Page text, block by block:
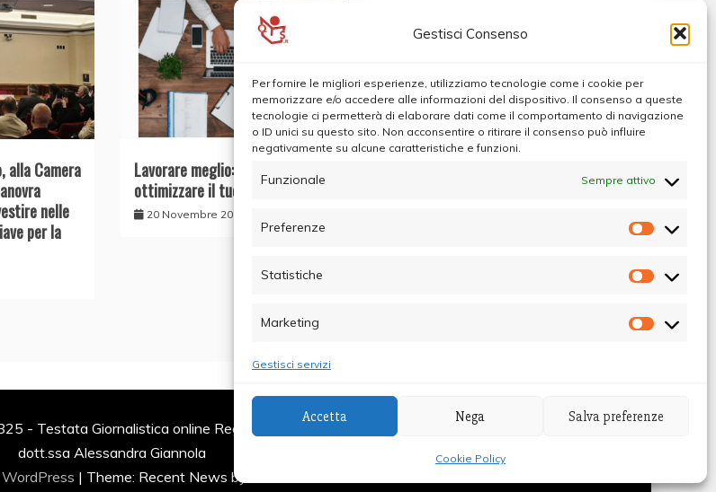
Gestisci Consenso
Per fornire le migliori esperienze, utilizziamo tecnologie come i cookie per
memorizzare e/o accedere alle informazioni del dispositivo. Il consenso a queste
tecnologie ci permetterà di elaborare dati come il comportamento di navigazione
o ID unici su questo sito. Non acconsentire o ritirare il consenso può influire
negativamente su alcune caratteristiche e funzioni.
Funzionale Sempre attivo
Preferenze
Statistiche
Marketing
Gestisci servizi
Accetta Nega Salva preferenze
Cookie Policy
alla Camera
nelle
per la
Lavorare meglio: strategie per
ottimizzare il tuo tempo
20 Novembre 2025
- Testata Giornalistica online Registrata al Tribunale di Palermo - Direttore Responsabile
dott.ssa Alessandra Giannola
| Theme: Recent News by